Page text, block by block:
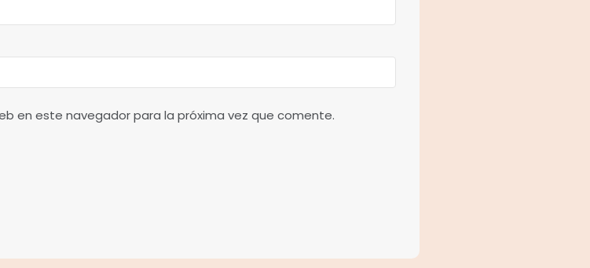
en este navegador para la próxima vez que comente.